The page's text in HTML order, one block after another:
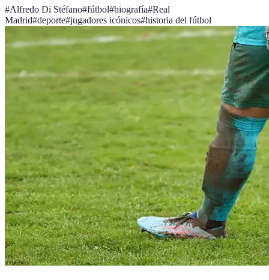
#Alfredo Di Stéfano#fútbol#biografía#Real
Madrid#deporte#jugadores icónicos#historia del fútbol